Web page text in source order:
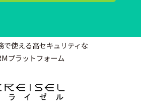
で使える高セキュリティな
プラットフォーム